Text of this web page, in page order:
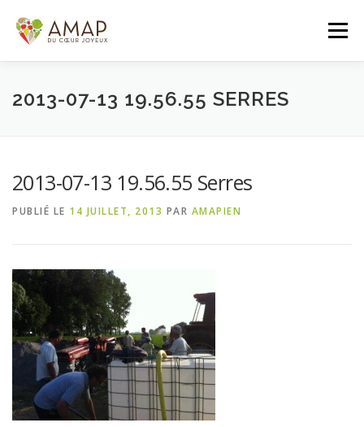
contenu
Menu
ACCUEIL L’AMAP LES PANIERS
PANIER DE LA SEMAINE
2013-07-13 19.56.55 SERRES
2013-07-13 19.56.55 Serres
PUBLIÉ LE 14 JUILLET, 2013 PAR AMAPIEN